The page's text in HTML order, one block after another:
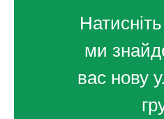
ми
вас нову